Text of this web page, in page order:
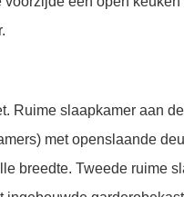
Ruime slaapkamer aan
met openslaande
breedte. Tweede ruime